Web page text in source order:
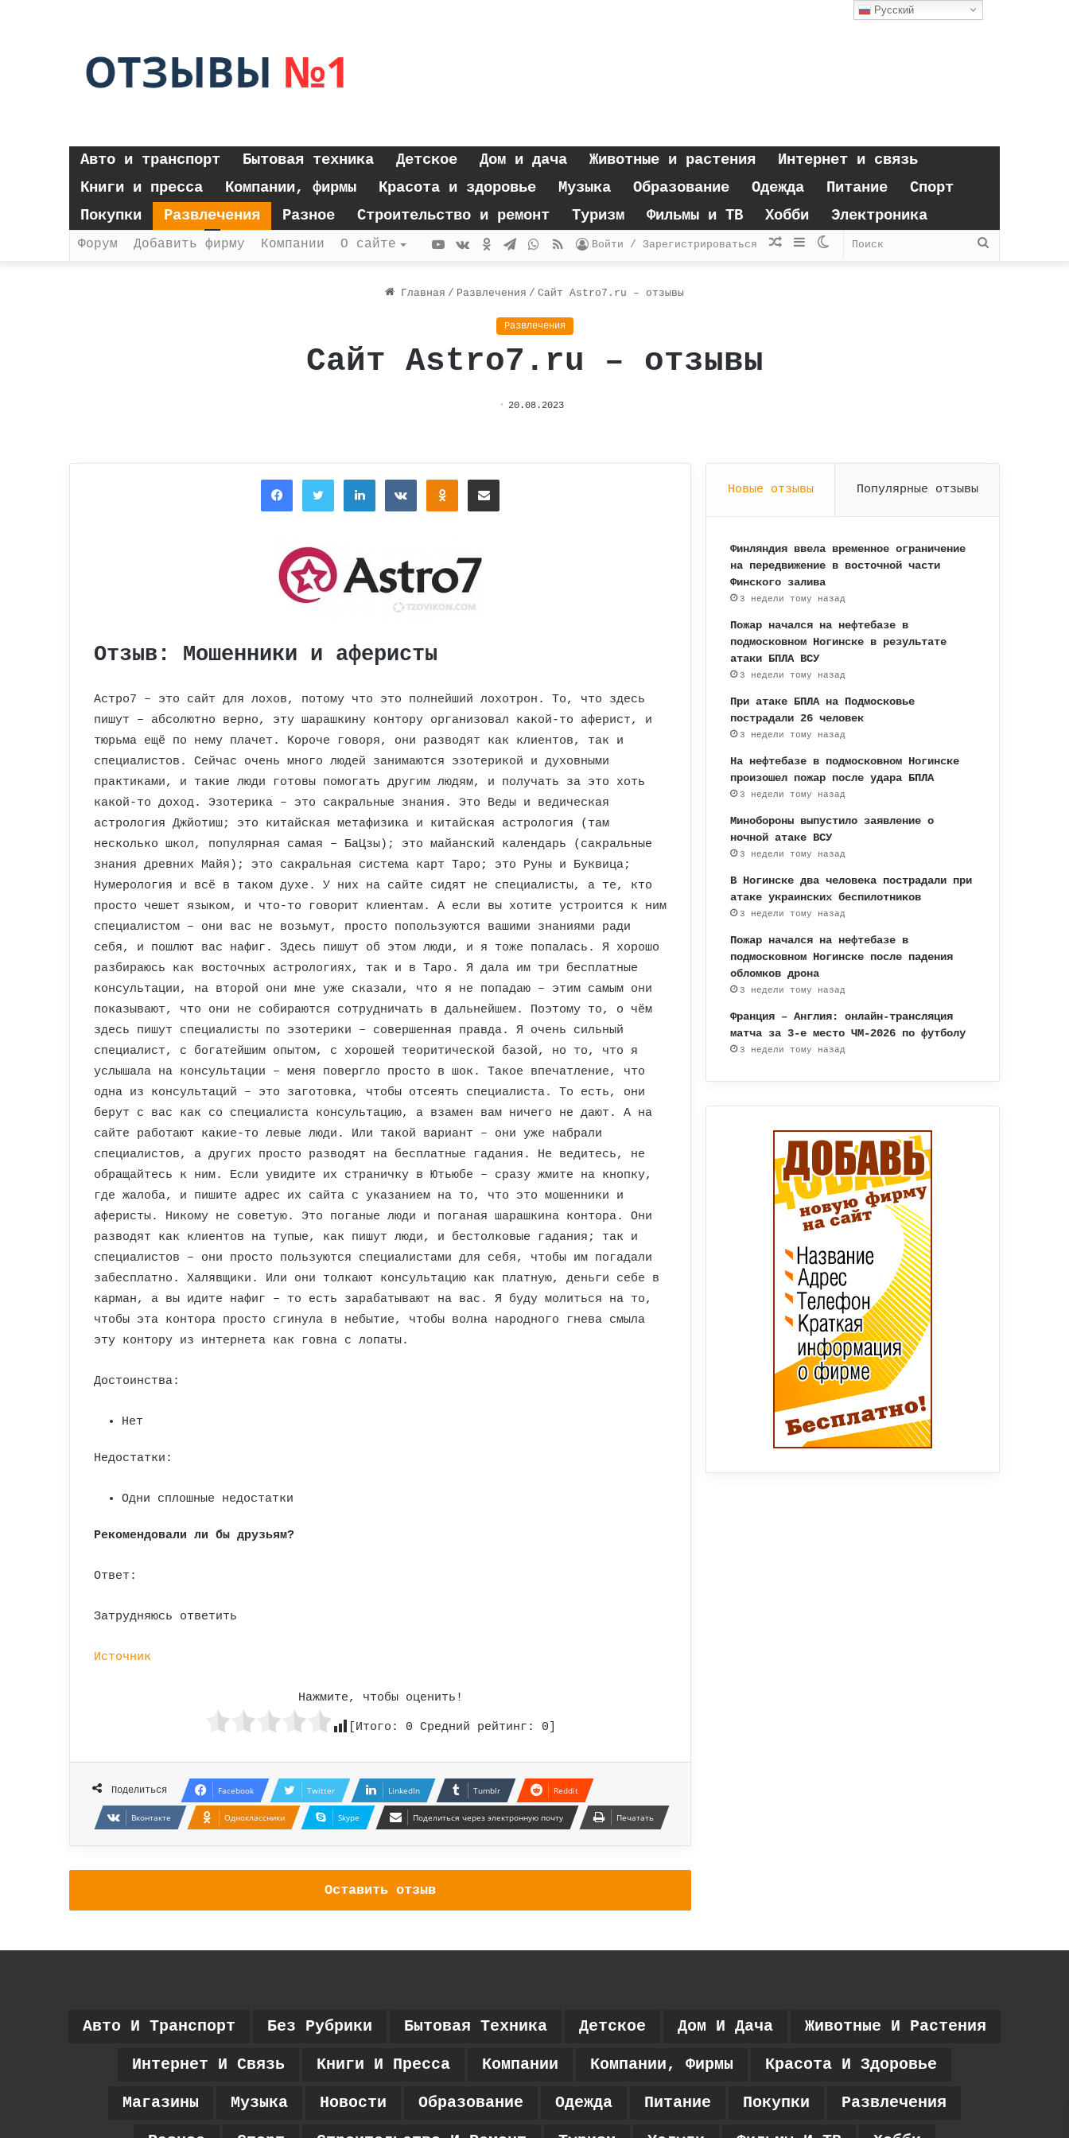
Авто и транспорт Бытовая техника Детское Дом и дача Животные и растения
Интернет и связь
Книги и пресса
Компании, фирмы Красота и здоровье Музыка Образование Одежда Питание
Спорт
Покупки
Развлечения Разное Строительство и ремонт Туризм Фильмы и ТВ Хобби Электроника
Форум Добавить фирму Компании О сайте Поиск
Switch
Sidebar
Случайная
Войти / Зарегистрироваться
RSS
WhatsApp
Telegram
Одноклассники
vk.com
YouTube
Главная / Развлечения / Сайт Astro7.ru – отзывы
Развлечения
Сайт Astro7.ru – отзывы
20.08.2023
FacebookTwitterLinkedInВконтактеОдноклассники
Поделиться через электронную почту
Отзыв: Мошенники и аферисты
Астро7 – это сайт для лохов, потому что это полнейший лохотрон. То, что здесь
пишут – абсолютно верно, эту шарашкину контору организовал какой-то аферист, и
тюрьма ещё по нему плачет. Короче говоря, они разводят как клиентов, так и
специалистов. Сейчас очень много людей занимаются эзотерикой и духовными
практиками, и такие люди готовы помогать другим людям, и получать за это хоть
какой-то доход. Эзотерика – это сакральные знания. Это Веды и ведическая
астрология Джйотиш; это китайская метафизика и китайская астрология (там
несколько школ, популярная самая – БаЦзы); это майанский календарь (сакральные
знания древних Майя); это сакральная система карт Таро; это Руны и Буквица;
Нумерология и всё в таком духе. У них на сайте сидят не специалисты, а те, кто
просто чешет языком, и что-то говорит клиентам. А если вы хотите устроится к ним
специалистом – они вас не возьмут, просто попользуются вашими знаниями ради
себя, и пошлют вас нафиг. Здесь пишут об этом люди, и я тоже попалась. Я хорошо
разбираюсь как восточных астрологиях, так и в Таро. Я дала им три бесплатные
консультации, на второй они мне уже сказали, что я не попадаю – этим самым они
показывают, что они не собираются сотрудничать в дальнейшем. Поэтому то, о чём
здесь пишут специалисты по эзотерики – совершенная правда. Я очень сильный
специалист, с богатейшим опытом, с хорошей теоритической базой, но то, что я
услышала на консультации – меня повергло просто в шок. Такое впечатление, что
одна из консультаций – это заготовка, чтобы отсеять специалиста. То есть, они
берут с вас как со специалиста консультацию, а взамен вам ничего не дают. А на
сайте работают какие-то левые люди. Или такой вариант – они уже набрали
специалистов, а других просто разводят на бесплатные гадания. Не ведитесь, не
обращайтесь к ним. Если увидите их страничку в Ютьюбе – сразу жмите на кнопку,
где жалоба, и пишите адрес их сайта с указанием на то, что это мошенники и
аферисты. Никому не советую. Это поганые люди и поганая шарашкина контора. Они
разводят как клиентов на тупые, как пишут люди, и бестолковые гадания; так и
специалистов – они просто пользуются специалистами для себя, чтобы им погадали
забесплатно. Халявщики. Или они толкают консультацию как платную, деньги себе в
карман, а вы идите нафиг – то есть зарабатывают на вас. Я буду молиться на то,
чтобы эта контора просто сгинула в небытие, чтобы волна народного гнева смыла
эту контору из интернета как говна с лопаты.
Достоинства:
Нет
Недостатки:
Одни сплошные недостатки
Рекомендовали ли бы друзьям?
Ответ:
Затрудняюсь ответить
Источник
Нажмите, чтобы оценить!
[Итого: 0 Средний рейтинг: 0
Поделиться Facebook Twitter LinkedIn Tumblr Reddit
Вконтакте Одноклассники Skype Поделиться через электронную почту Печатать
Оставить отзыв
Новые отзывы Популярные отзывы
Финляндия ввела временное ограничение
на передвижение в восточной части
Финского залива
3 недели тому назад
Пожар начался на нефтебазе в
подмосковном Ногинске в результате
атаки БПЛА ВСУ
3 недели тому назад
При атаке БПЛА на Подмосковье
пострадали 26 человек
3 недели тому назад
На нефтебазе в подмосковном Ногинске
произошел пожар после удара БПЛА
3 недели тому назад
Минобороны выпустило заявление о
ночной атаке ВСУ
3 недели тому назад
В Ногинске два человека пострадали при
атаке украинских беспилотников
3 недели тому назад
Пожар начался на нефтебазе в
подмосковном Ногинске после падения
обломков дрона
3 недели тому назад
Франция – Англия: онлайн-трансляция
матча за 3-е место ЧМ-2026 по футболу
3 недели тому назад
Авто И Транспорт Без Рубрики Бытовая Техника Детское Дом И Дача Животные И Растения
Интернет И Связь Книги И Пресса Компании Компании, Фирмы Красота И Здоровье
Магазины Музыка Новости Образование Одежда Питание Покупки Развлечения
Русский